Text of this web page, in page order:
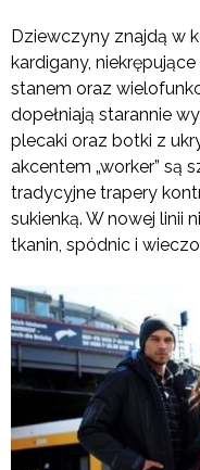
Dziewczyny znajdą w
kardigany,
stanem oraz
dopełniają starannie
plecaki oraz botki z
akcentem „worker” są
tradycyjne trapery
sukienką. W nowej linii
tkanin, spódnic i